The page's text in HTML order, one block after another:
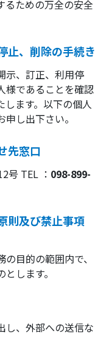
るための万全の安全
止、削除の手続き
示、訂正、利用停
様であることを確認
します。以下の個人
し出下さい。
先窓口
号 TEL ： 098-899-
則及び禁止事項
目的の範囲内で、
します。
し、外部への送信な